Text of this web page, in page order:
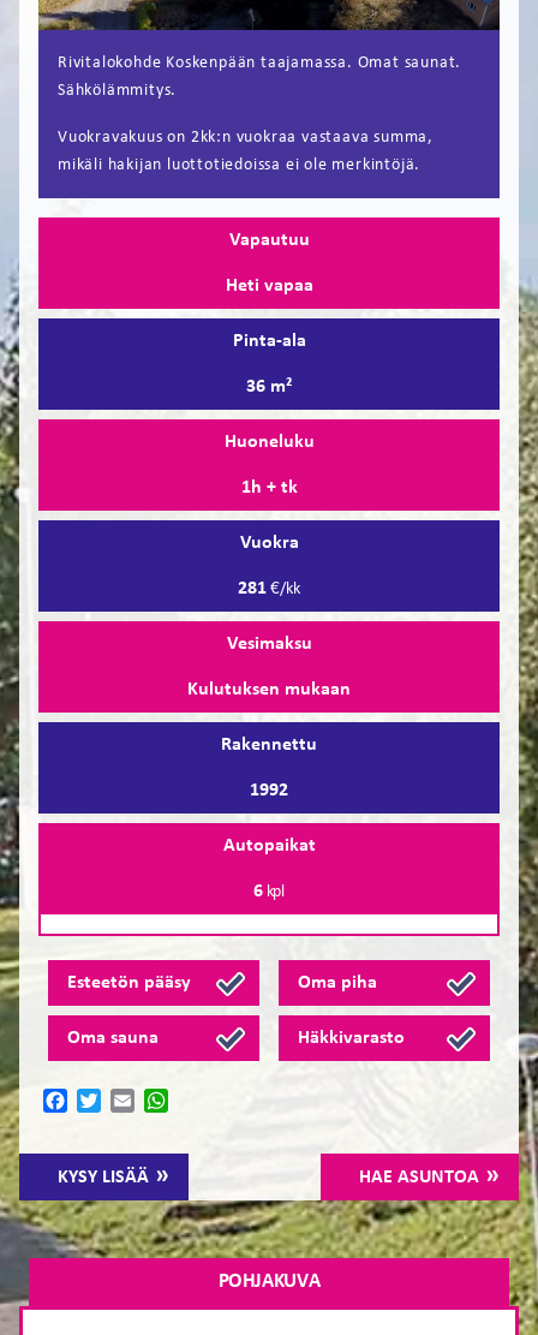
Rivitalokohde Koskenpään taajamassa. Omat saunat.
Sähkölämmitys.
Vuokravakuus on 2kk:n vuokraa vastaava summa,
mikäli hakijan luottotiedoissa ei ole merkintöjä.
Vapautuu
Heti vapaa
Pinta-ala
36 m²
Huoneluku
1h + tk
Vuokra
281 €/kk
Vesimaksu
Kulutuksen mukaan
Rakennettu
1992
Autopaikat
6kpl
Esteetön pääsy Oma piha
Oma sauna Häkkivarasto
KYSY LISÄÄ HAE ASUNTOA
FacebookTwitterEmail
POHJAKUVA